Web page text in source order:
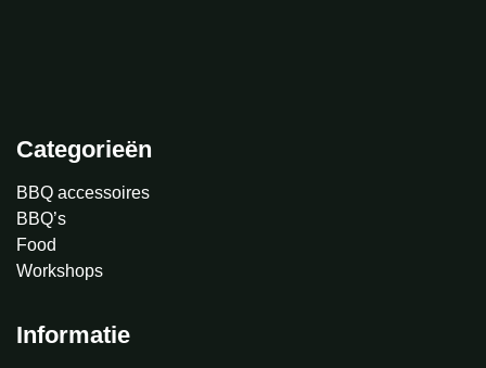
Categorieën
BBQ accessoires
BBQ’s
Food
Workshops
Informatie